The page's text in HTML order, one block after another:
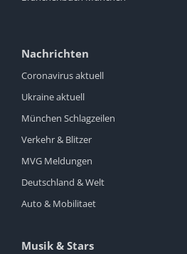
Nachrichten
Coronavirus aktuell
Ukraine aktuell
München Schlagzeilen
Verkehr & Blitzer
MVG Meldungen
Deutschland & Welt
Auto & Mobilitaet
Musik & Stars